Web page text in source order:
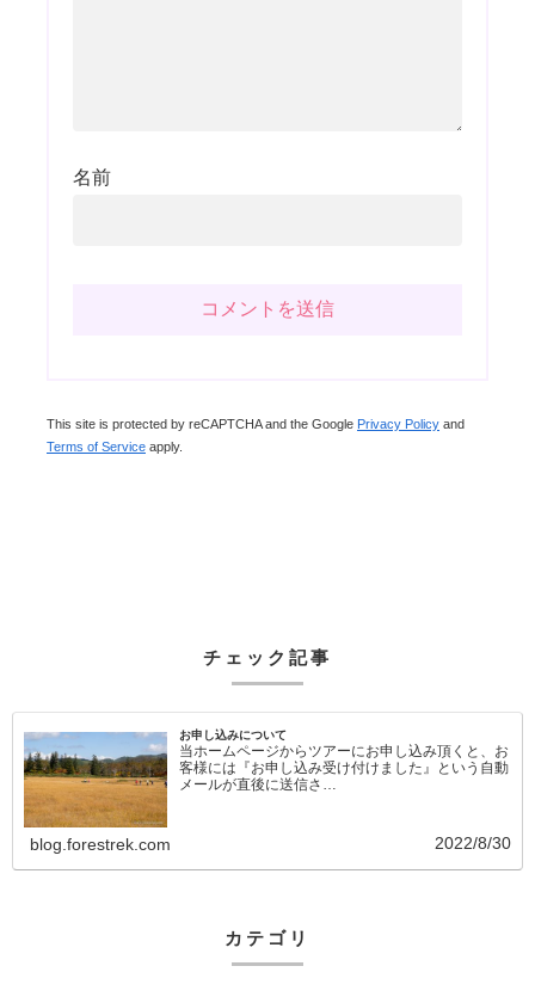
名前
This site is protected by reCAPTCHA and the Google Privacy Policy and
Terms of Service apply.
チェック記事
お申し込みについて
当ホームページからツアーにお申し込み頂くと、お
客様には『お申し込み受け付けました』という自動
メールが直後に送信さ…
blog.forestrek.com 2022/8/30
カテゴリ